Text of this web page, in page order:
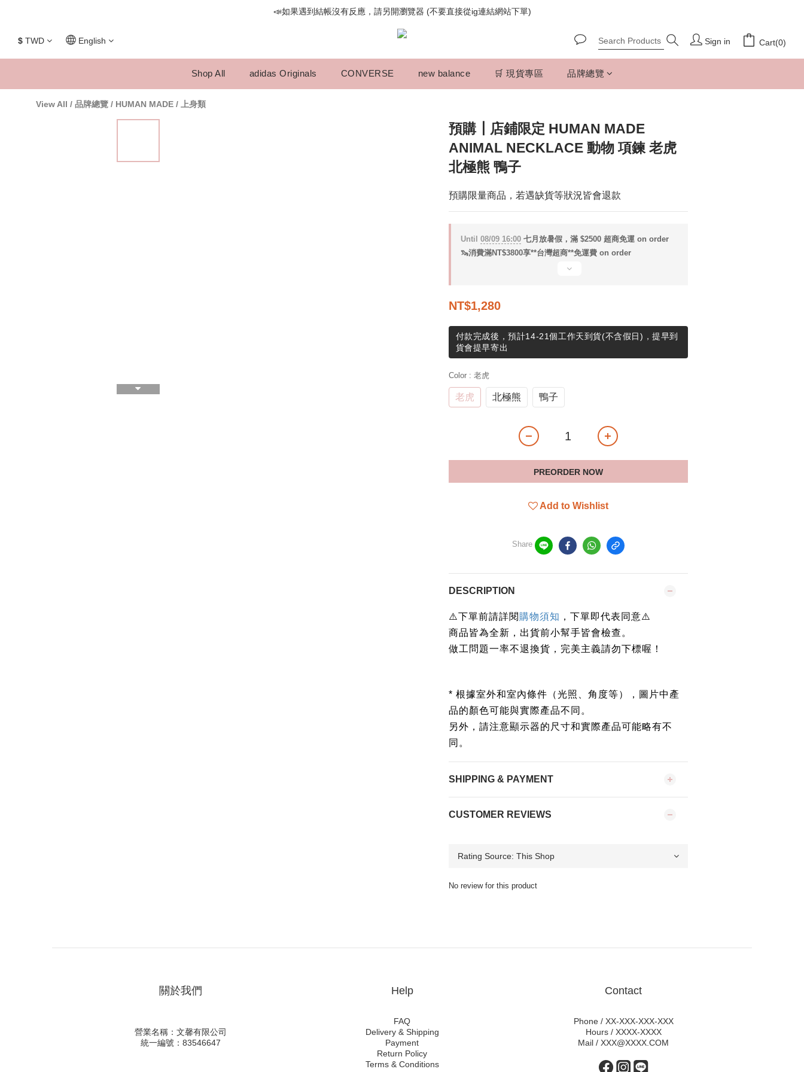
📣如果遇到結帳沒有反應，請另開瀏覽器 (不要直接從ig連結網站下單)
📣如果遇到結帳沒有反應，請另開瀏覽器 (不要直接從ig連結網站下單)
歡迎光臨૮⍝• ᴥ •⍝ა 新品請追蹤官方INSTAGRAM
📣如果遇到結帳沒有反應，請另開瀏覽器 (不要直接從ig連結網站下單)
$ TWD English Sign in Cart(0)
Shop All adidas Originals CONVERSE new balance 🛒 現貨專區 品牌總覽
View All / 品牌總覽 / HUMAN MADE / 上身類
預購┃店鋪限定 HUMAN MADE
ANIMAL NECKLACE 動物 項鍊 老虎
北極熊 鴨子
預購限量商品，若遇缺貨等狀況皆會退款
Until 08/09 16:00七月放暑假，滿 $2500 超商免運 on order
🦦消費滿NT$3800享**台灣超商**免運費 on order
NT$1,280
付款完成後，預計14-21個工作天到貨(不含假日)，提早到
貨會提早寄出
Color : 老虎
老虎 北極熊 鴨子
PREORDER NOW
Add to Wishlist
Share
DESCRIPTION
⚠️下單前請詳閱購物須知 ，下單即代表同意⚠️
商品皆為全新，出貨前小幫手皆會檢查。
做工問題一率不退換貨，完美主義請勿下標喔！
* 根據室外和室內條件（光照、角度等），圖片中產
品的顏色可能與實際產品不同。
另外，請注意顯示器的尺寸和實際產品可能略有不
同。
SHIPPING & PAYMENT
CUSTOMER REVIEWS
No review for this product
關於我們
營業名稱：文馨有限公司
統一編號：83546647
Help
FAQ
Delivery & Shipping
Payment
Return Policy
Terms & Conditions
Contact
Phone / XX-XXX-XXX-XXX
Hours / XXXX-XXXX
Mail / XXX@XXXX.COM